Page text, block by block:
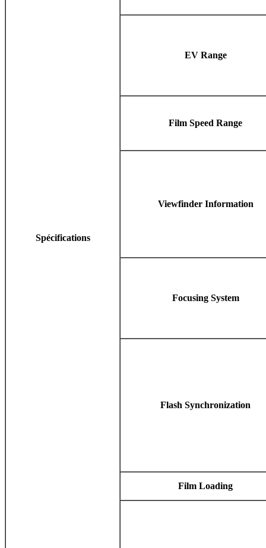
Spécifications
EV Range
Film Speed Range
Viewfinder Information
Focusing System
Flash Synchronization
Film Loading